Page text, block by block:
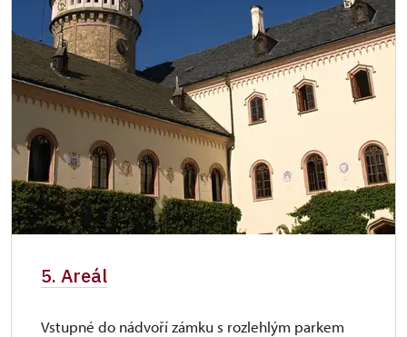
5. Areál
Vstupné do nádvoří zámku s rozlehlým parkem